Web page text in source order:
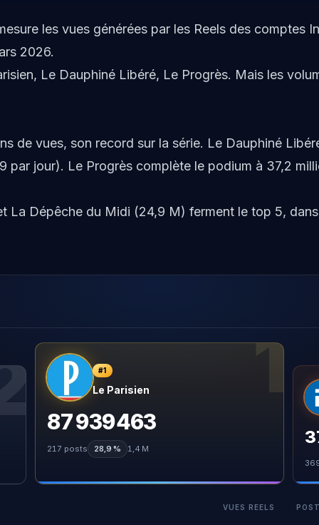
les vues générées par les Reels des comptes
2026.
Le Dauphiné Libéré, Le Progrès. Mais les
de vues, son record sur la série. Le Dauphiné
par jour). Le Progrès complète le podium à 37,2
La Dépêche du Midi (24,9 M) ferment le top 5,
1
#1
Le Parisien
87 939 463
217 posts 28,9 % 1,4 M
VUES REELS